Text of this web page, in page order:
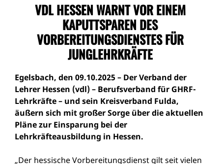
VDL HESSEN WARNT VOR EINEM
KAPUTTSPAREN DES
VORBEREITUNGSDIENSTES FÜR
JUNGLEHRKRÄFTE
Egelsbach, den 09.10.2025 – Der Verband der
Lehrer Hessen (vdl) – Berufsverband für GHRF-
Lehrkräfte – und sein Kreisverband Fulda,
äußern sich mit großer Sorge über die aktuellen
Pläne zur Einsparung bei der
Lehrkräfteausbildung in Hessen.
„Der hessische Vorbereitungsdienst gilt seit vielen